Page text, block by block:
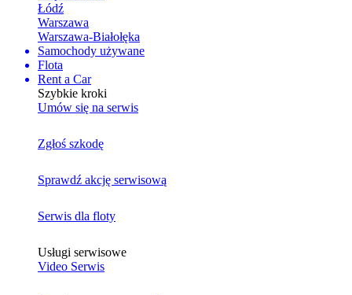
Łódź
Warszawa
Warszawa-Białołęka
Samochody używane
Flota
Rent a Car
Szybkie kroki
Umów się na serwis
Zgłoś szkodę
Sprawdź akcję serwisową
Serwis dla floty
Usługi serwisowe
Video Serwis